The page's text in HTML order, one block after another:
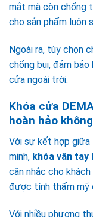
mắt mà còn chống
cho sản phẩm luôn
Ngoài ra, tùy chọn
chống bụi, đảm
cửa ngoài trời.
Khóa cửa
hoàn hảo không
Với sự kết hợp
minh, khóa vân tay
cân nhắc cho khách
được tính thẩm mỹ
Với nhiều phương